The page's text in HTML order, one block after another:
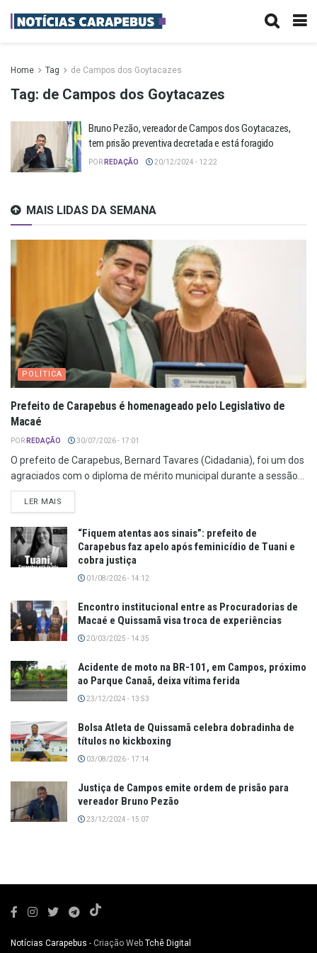
Home Tag de Campos dos Goytacazes
Tag: de Campos dos Goytacazes
Bruno Pezão, vereador de Campos dos Goytacazes,
tem prisão preventiva decretada e está foragido
POR REDAÇÃO 20/12/2024 - 12:22
MAIS LIDAS DA SEMANA
POLÍTICA
Prefeito de Carapebus é homenageado pelo Legislativo de
Macaé
POR REDAÇÃO 30/07/2026 - 17:01
O prefeito de Carapebus, Bernard Tavares (Cidadania), foi um dos
agraciados com o diploma de mérito municipal durante a sessão...
LER MAIS
“Fiquem atentas aos sinais”: prefeito de
Carapebus faz apelo após feminicídio de Tuani e
cobra justiça
01/08/2026 - 14:12
Encontro institucional entre as Procuradorias de
Macaé e Quissamã visa troca de experiências
20/03/2025 - 14:35
Acidente de moto na BR-101, em Campos, próximo
ao Parque Canaã, deixa vítima ferida
23/12/2024 - 13:53
Bolsa Atleta de Quissamã celebra dobradinha de
títulos no kickboxing
03/08/2026 - 17:14
Justiça de Campos emite ordem de prisão para
vereador Bruno Pezão
23/12/2024 - 15:07
Notícias Carapebus - Criação Web Tchê Digital